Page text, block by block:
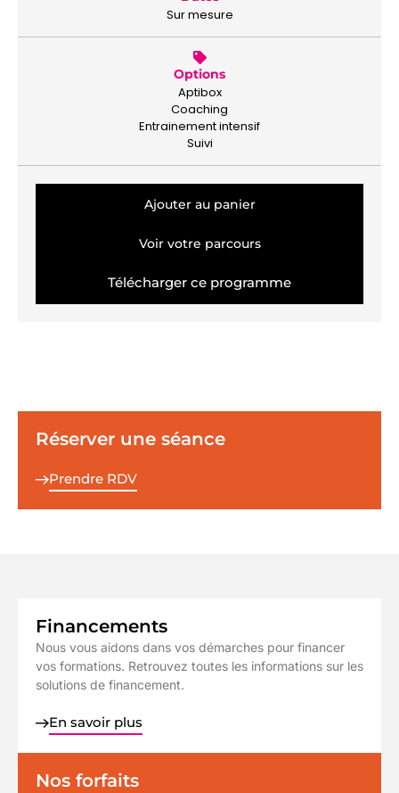
Sur mesure
Options
Aptibox
Coaching
Entrainement intensif
Suivi
Ajouter au panier
Voir votre parcours
Télécharger ce programme
Réserver une séance
Prendre RDV
Financements
Nous vous aidons dans vos démarches pour financer
vos formations. Retrouvez toutes les informations sur les
solutions de financement.
En savoir plus
Nos forfaits